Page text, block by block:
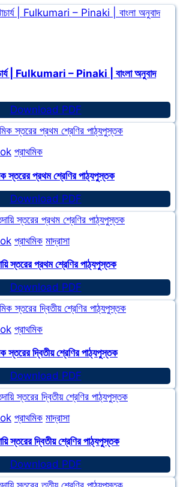
| Fulkumari – Pinaki | বাংলা অনুবাদ
Download PDFফুলকুমারি
–
|
Fulkumari
–
Pinaki
অনুবাদ
PDF
প্রাথমিক
স্তরের প্রথম শ্রেণির পাঠ্যপুস্তক
Download PDF২০২৫
শিক্ষাবর্ষের
প্রাথমিক
প্রথম
শ্রেণির
পাঠ্যপুস্তক
প্রাথমিক মাদ্রাসা
স্তরের প্রথম শ্রেণির পাঠ্যপুস্তক
Download PDF২০২৫
শিক্ষাবর্ষের
ইবতেদায়ি
প্রথম
শ্রেণির
পাঠ্যপুস্তক
প্রাথমিক
স্তরের দ্বিতীয় শ্রেণির পাঠ্যপুস্তক
Download PDF২০২৫
শিক্ষাবর্ষের
দ্বিতীয়
শ্রেণির
পাঠ্যপুস্তক
প্রাথমিক মাদ্রাসা
স্তরের দ্বিতীয় শ্রেণির পাঠ্যপুস্তক
Download PDF২০২৫
শিক্ষাবর্ষের